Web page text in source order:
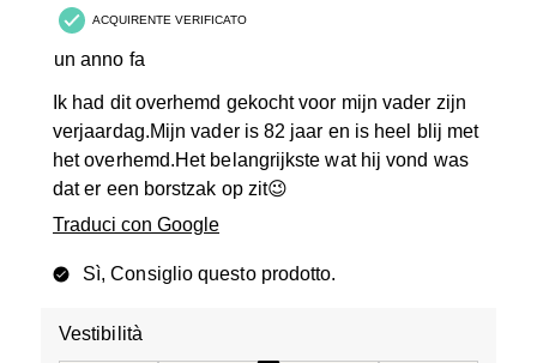
ACQUIRENTE VERIFICATO
un anno fa
Ik had dit overhemd gekocht voor mijn vader zijn
verjaardag.Mijn vader is 82 jaar en is heel blij met
het overhemd.Het belangrijkste wat hij vond was
dat er een borstzak op zit😉
Traduci con Google
Sì, Consiglio questo prodotto.
Vestibilità